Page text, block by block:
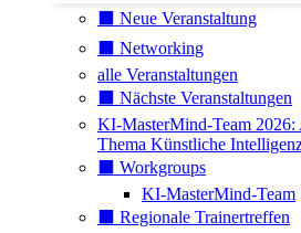
⬛️ Neue Veranstaltung
⬛️ Networking
alle Veranstaltungen
⬛️ Nächste Veranstaltungen
KI-MasterMind-Team 2026:
Thema Künstliche
⬛️ Workgroups
KI-MasterMind-Team
⬛️ Regionale Trainertreffen